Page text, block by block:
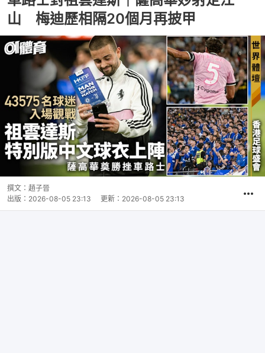
山 梅迪歷相隔20個月再披甲
撰文： 趙子晉
出版： 2026-08-05 23:13 更新： 2026-08-05 23:13